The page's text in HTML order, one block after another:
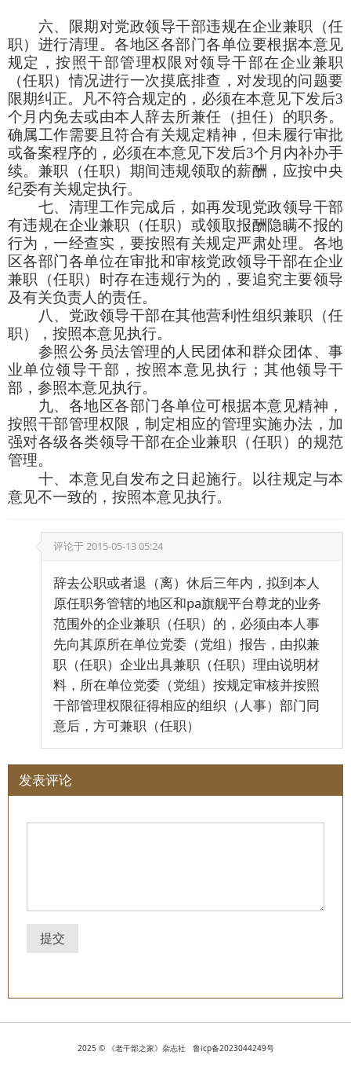
六、限期对党政领导干部违规在企业兼职（任
职）进行清理。各地区各部门各单位要根据本意见
规定，按照干部管理权限对领导干部在企业兼职
（任职）情况进行一次摸底排查，对发现的问题要
限期纠正。凡不符合规定的，必须在本意见下发后3
个月内免去或由本人辞去所兼任（担任）的职务。
确属工作需要且符合有关规定精神，但未履行审批
或备案程序的，必须在本意见下发后3个月内补办手
续。兼职（任职）期间违规领取的薪酬，应按中央
纪委有关规定执行。
七、清理工作完成后，如再发现党政领导干部
有违规在企业兼职（任职）或领取报酬隐瞒不报的
行为，一经查实，要按照有关规定严肃处理。各地
区各部门各单位在审批和审核党政领导干部在企业
兼职（任职）时存在违规行为的，要追究主要领导
及有关负责人的责任。
八、党政领导干部在其他营利性组织兼职（任
职），按照本意见执行。
参照公务员法管理的人民团体和群众团体、事
业单位领导干部，按照本意见执行；其他领导干
部，参照本意见执行。
九、各地区各部门各单位可根据本意见精神，
按照干部管理权限，制定相应的管理实施办法，加
强对各级各类领导干部在企业兼职（任职）的规范
管理。
十、本意见自发布之日起施行。以往规定与本
意见不一致的，按照本意见执行。
评论于2015-05-13 05:24
辞去公职或者退（离）休后三年内，拟到本人
原任职务管辖的地区和pa旗舰平台尊龙的业务
范围外的企业兼职（任职）的，必须由本人事
先向其原所在单位党委（党组）报告，由拟兼
职（任职）企业出具兼职（任职）理由说明材
料，所在单位党委（党组）按规定审核并按照
干部管理权限征得相应的组织（人事）部门同
意后，方可兼职（任职）
发表评论
提交
2025 © 《老干部之家》杂志社 鲁icp备2023044249号